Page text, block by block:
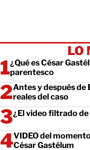
LO
¿Qué es César
parentesco
Antes y después de
reales del caso
¿El video filtrado de
VIDEO del
César Gastélum